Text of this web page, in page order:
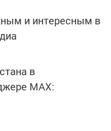
и интересным в
в
MАХ: